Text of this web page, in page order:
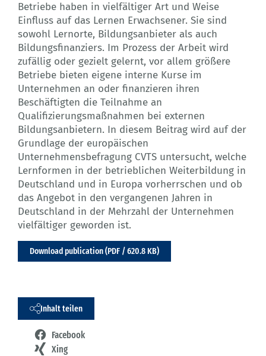
Betriebe haben in vielfältiger Art und Weise
Einfluss auf das Lernen Erwachsener. Sie sind
sowohl Lernorte, Bildungsanbieter als auch
Bildungsfinanziers. Im Prozess der Arbeit wird
zufällig oder gezielt gelernt, vor allem größere
Betriebe bieten eigene interne Kurse im
Unternehmen an oder finanzieren ihren
Beschäftigten die Teilnahme an
Qualifizierungsmaßnahmen bei externen
Bildungsanbietern. In diesem Beitrag wird auf der
Grundlage der europäischen
Unternehmensbefragung CVTS untersucht, welche
Lernformen in der betrieblichen Weiterbildung in
Deutschland und in Europa vorherrschen und ob
das Angebot in den vergangenen Jahren in
Deutschland in der Mehrzahl der Unternehmen
vielfältiger geworden ist.
Download publication (PDF / 620.8 KB)
Inhalt teilen
Facebook
Xing